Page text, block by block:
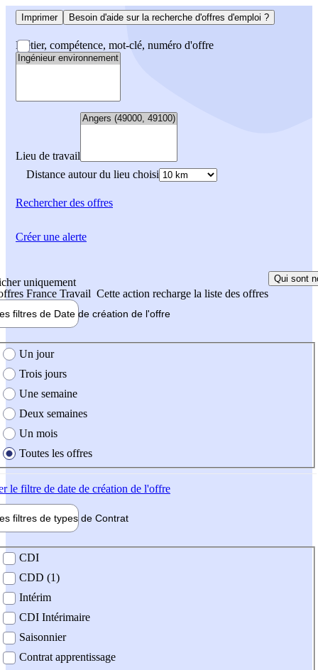
Imprimer Besoin d'aide sur la recherche d'offres d'emploi ?
Métier, compétence, mot-clé, numéro d'offre
Lieu de travail
Distance autour du lieu choisi
Rechercherdes offres
uniquement
France Travail Cette action recharge la liste des offres
Qui sont
filtres de Date de création de l'offre
création de l'offre
Un jour
Trois jours
Une semaine
Deux semaines
Un mois
Toutes les offres
le filtre de date de création de l'offre
filtres de types de Contrat
contrat
CDI
CDD (1)
Intérim
CDI Intérimaire
Saisonnier
Contrat apprentissage
Créer une alerte